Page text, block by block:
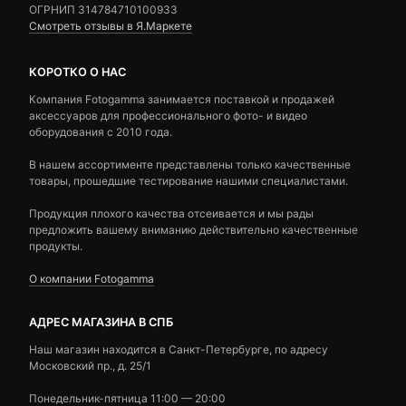
ОГРНИП 314784710100933
Смотреть отзывы в Я.Маркете
КОРОТКО О НАС
Компания Fotogamma занимается поставкой и продажей
аксессуаров для профессионального фото- и видео
оборудования с 2010 года.
В нашем ассортименте представлены только качественные
товары, прошедшие тестирование нашими специалистами.
Продукция плохого качества отсеивается и мы рады
предложить вашему вниманию действительно качественные
продукты.
О компании Fotogamma
АДРЕС МАГАЗИНА В СПБ
Наш магазин находится в Санкт-Петербурге, по адресу
Московский пр., д. 25/1
Понедельник-пятница 11:00 — 20:00